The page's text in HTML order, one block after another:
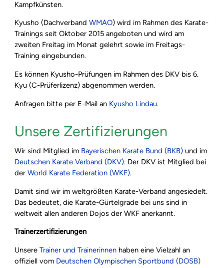
Kampfkünsten.
Kyusho (DachverbandWMAO) wird im Rahmen des Karate-
Trainings seit Oktober 2015 angeboten und wird am
zweiten Freitag im Monat gelehrt sowie im Freitags-
Training eingebunden.
Es können Kyusho-Prüfungen im Rahmen des DKV bis 6.
Kyu (C-Prüferlizenz) abgenommen werden.
Anfragen bitte per E-Mail an Kyusho Lindau.
Unsere Zertifizierungen
Wir sind Mitglied im Bayerischen Karate Bund (BKB) und im
Deutschen Karate Verband (DKV). Der DKV ist Mitglied bei
derWorld Karate Federation (WKF).
Damit sind wir im weltgrößten Karate-Verband angesiedelt.
Das bedeutet, die Karate-Gürtelgrade bei uns sind in
weltweit allen anderen Dojos der WKF anerkannt.
Trainerzertifizierungen
UnsereTrainer und Trainerinnen haben eine Vielzahl an
offiziell vom Deutschen Olympischen Sportbund (DOSB)